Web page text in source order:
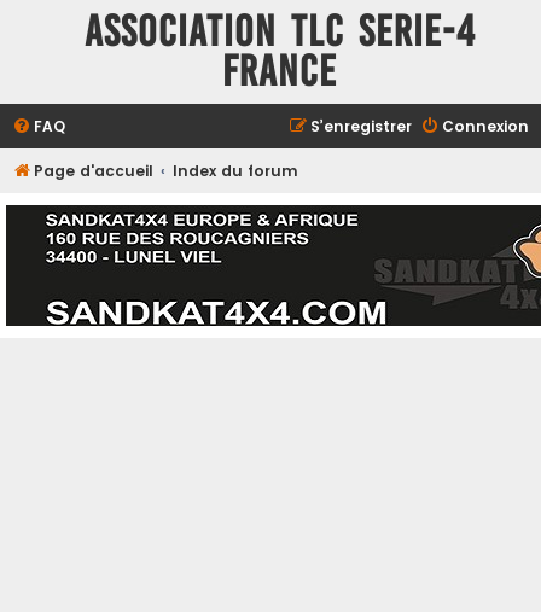
ASSOCIATION TLC SERIE-4
FRANCE
FAQ Connexion
S’enregistrer
Page d'accueil Index du forum